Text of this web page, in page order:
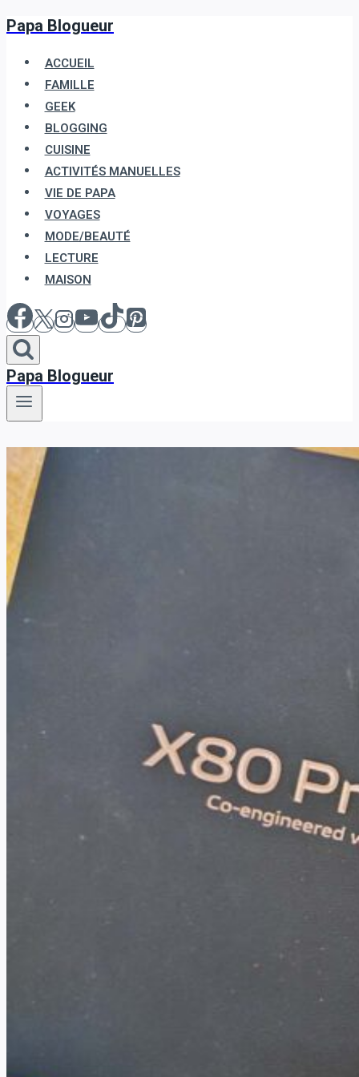
Aller
contenu
Papa Blogueur
ACCUEIL
FAMILLE
GEEK
BLOGGING
CUISINE
ACTIVITÉS MANUELLES
VIE DE PAPA
VOYAGES
MODE/BEAUTÉ
LECTURE
MAISON
Papa Blogueur